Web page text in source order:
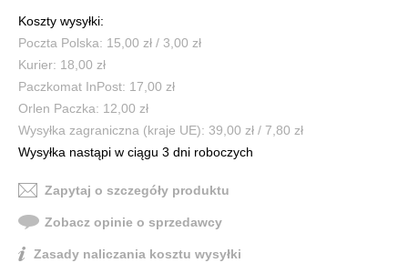
Koszty wysyłki:
Poczta Polska: 15,00 zł / 3,00 zł
Kurier: 18,00 zł
Paczkomat InPost: 17,00 zł
Orlen Paczka: 12,00 zł
Wysyłka zagraniczna (kraje UE): 39,00 zł / 7,80 zł
Wysyłka nastąpi w ciągu 3 dni roboczych
Zapytaj o szczegóły produktu
Zobacz opinie o sprzedawcy
Zasady naliczania kosztu wysyłki